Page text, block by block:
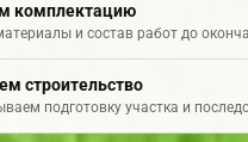
комплектацию
и состав работ до
строительство
подготовку участка и